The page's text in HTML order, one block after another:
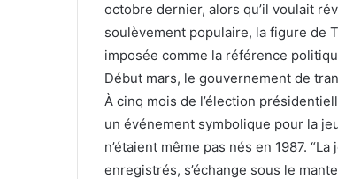
octobre dernier, alors qu’il voulait
soulèvement populaire, la figure de
imposée comme la référence
Début mars, le gouvernement de
À cinq mois de l’élection
un événement symbolique pour la
n’étaient même pas nés en 1987.
enregistrés, s’échange sous le